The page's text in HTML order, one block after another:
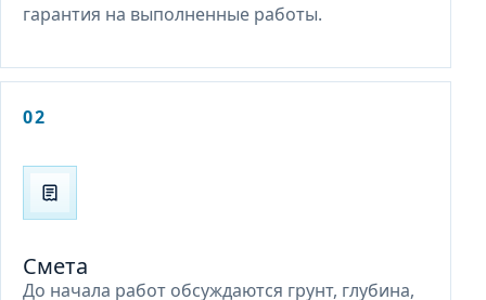
гарантия на выполненные работы.
02
Смета
До начала работ обсуждаются грунт, глубина,